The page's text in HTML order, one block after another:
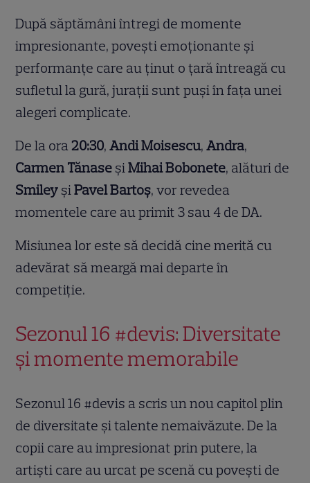
După săptămâni întregi de momente
impresionante, povești emoționante și
performanțe care au ținut o țară întreagă cu
sufletul la gură, jurații sunt puși în fața unei
alegeri complicate.
De la ora 20:30,Andi Moisescu,Andra,
Carmen Tănase șiMihai Bobonete, alături de
Smiley șiPavel Bartoș, vor revedea
momentele care au primit 3 sau 4 de DA.
Misiunea lor este să decidă cine merită cu
adevărat să meargă mai departe în
competiție.
Sezonul 16 #devis: Diversitate
și momente memorabile
Sezonul 16 #devis a scris un nou capitol plin
de diversitate și talente nemaivăzute. De la
copii care au impresionat prin putere, la
artiști care au urcat pe scenă cu povești de